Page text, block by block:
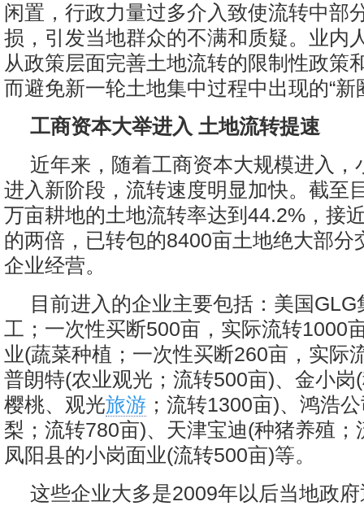
闲置，行政力量过多介入致使流转中部
损，引发当地群众的不满和质疑。业内
从政策层面完善土地流转的限制性政策
而避免新一轮土地集中过程中出现的“新
工商资本大举进入 土地流转提速
近年来，随着工商资本大规模进入，
进入新阶段，流转速度明显加快。截至
万亩耕地的土地流转率达到44.2%，接
的两倍，已转包的8400亩土地绝大部分
企业经营。
目前进入的企业主要包括：美国GLG
工；一次性买断500亩，实际流转1000
业(蔬菜种植；一次性买断260亩，实际
普朗特(农业观光；流转500亩)、金小岗
樱桃、观光旅游 ；流转1300亩)、鸿浩
梨；流转780亩)、天津宝迪(种猪养殖；
凤阳县的小岗面业(流转500亩)等。
这些企业大多是2009年以后当地政